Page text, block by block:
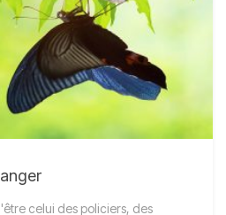
celui des policiers, des